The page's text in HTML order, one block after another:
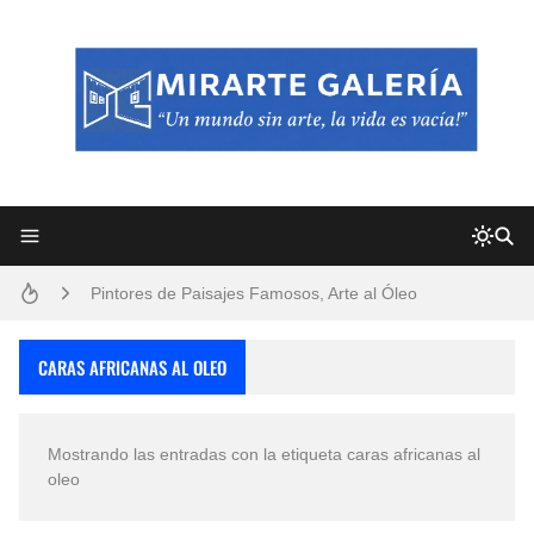
Pintores de Paisajes Famosos, Arte al Óleo
CARAS AFRICANAS AL OLEO
Mostrando las entradas con la etiqueta caras africanas al
oleo